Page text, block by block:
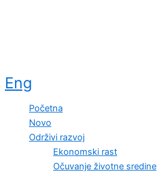
Eng
Početna
Novo
Održivi razvoj
Ekonomski rast
Očuvanje životne sredine